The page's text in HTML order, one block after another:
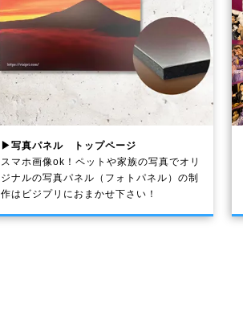
▶写真パネル トップページ
スマホ画像ok！ペットや家族の写真でオリ
ジナルの写真パネル（フォトパネル）の制
作はビジプリにおまかせ下さい！